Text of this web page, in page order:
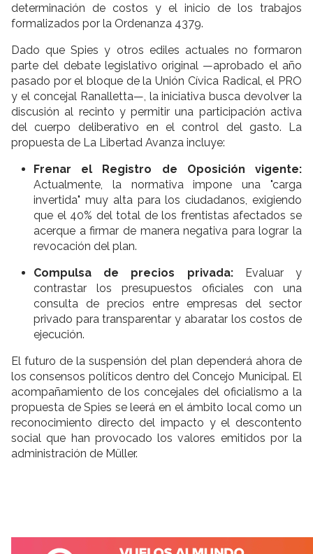
determinación de costos y el inicio de los trabajos
formalizados por la Ordenanza 4379.
Dado que Spies y otros ediles actuales no formaron
parte del debate legislativo original —aprobado el año
pasado por el bloque de la Unión Cívica Radical, el PRO
y el concejal Ranalletta—, la iniciativa busca devolver la
discusión al recinto y permitir una participación activa
del cuerpo deliberativo en el control del gasto. La
propuesta de La Libertad Avanza incluye:
Frenar el Registro de Oposición vigente:
Actualmente, la normativa impone una "carga
invertida" muy alta para los ciudadanos, exigiendo
que el 40% del total de los frentistas afectados se
acerque a firmar de manera negativa para lograr la
revocación del plan.
Compulsa de precios privada:Evaluar y
contrastar los presupuestos oficiales con una
consulta de precios entre empresas del sector
privado para transparentar y abaratar los costos de
ejecución.
El futuro de la suspensión del plan dependerá ahora de
los consensos políticos dentro del Concejo Municipal. El
acompañamiento de los concejales del oficialismo a la
propuesta de Spies se leerá en el ámbito local como un
reconocimiento directo del impacto y el descontento
social que han provocado los valores emitidos por la
administración de Müller.